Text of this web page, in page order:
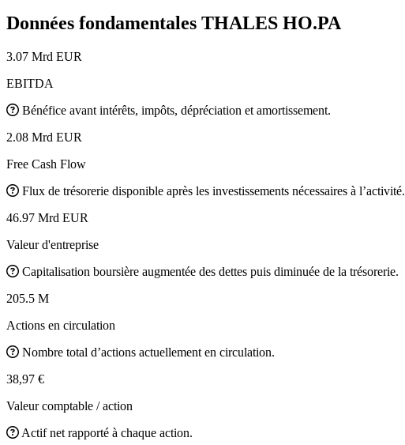
Données fondamentales THALES HO.PA
3.07 Mrd EUR
EBITDA
Bénéfice avant intérêts, impôts, dépréciation et amortissement.
2.08 Mrd EUR
Free Cash Flow
Flux de trésorerie disponible après les investissements nécessaires à l’activité.
46.97 Mrd EUR
Valeur d'entreprise
Capitalisation boursière augmentée des dettes puis diminuée de la trésorerie.
205.5 M
Actions en circulation
Nombre total d’actions actuellement en circulation.
38,97 €
Valeur comptable / action
Actif net rapporté à chaque action.